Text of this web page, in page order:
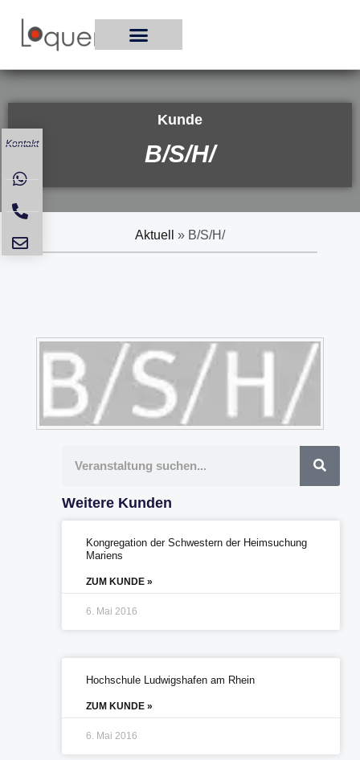
Inhalt
Kunde
B/S/H/
Aktuell » B/S/H/
Kontakt
Weitere Kunden
Kongregation der Schwestern der Heimsuchung
Mariens
ZUM KUNDE »
6. Mai 2016
Hochschule Ludwigshafen am Rhein
ZUM KUNDE »
6. Mai 2016